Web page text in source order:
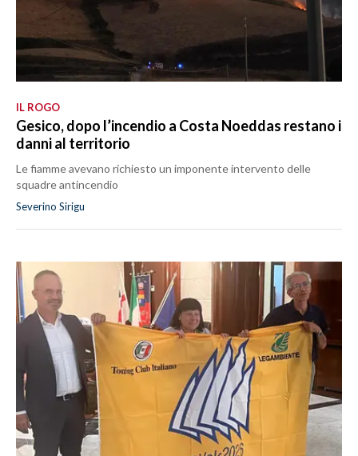
IL ROGO
Gesico, dopo l’incendio a Costa Noeddas restano i
danni al territorio
Le fiamme avevano richiesto un imponente intervento delle
squadre antincendio
Severino Sirigu